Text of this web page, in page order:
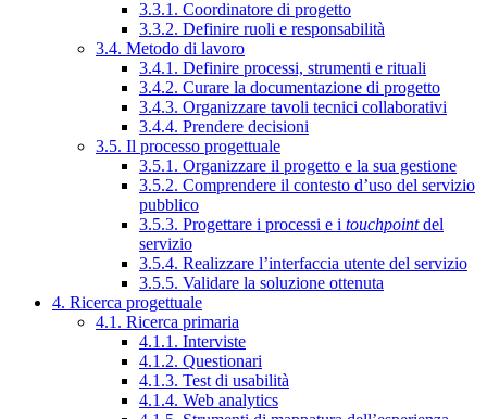
3.3.1. Coordinatore di progetto
3.3.2. Definire ruoli e responsabilità
3.4. Metodo di lavoro
3.4.1. Definire processi, strumenti e rituali
3.4.2. Curare la documentazione di progetto
3.4.3. Organizzare tavoli tecnici collaborativi
3.4.4. Prendere decisioni
3.5. Il processo progettuale
3.5.1. Organizzare il progetto e la sua gestione
3.5.2. Comprendere il contesto d’uso del servizio
pubblico
3.5.3. Progettare i processi e i touchpointdel
servizio
3.5.4. Realizzare l’interfaccia utente del servizio
3.5.5. Validare la soluzione ottenuta
4. Ricerca progettuale
4.1. Ricerca primaria
4.1.1. Interviste
4.1.2. Questionari
4.1.3. Test di usabilità
4.1.4. Web analytics